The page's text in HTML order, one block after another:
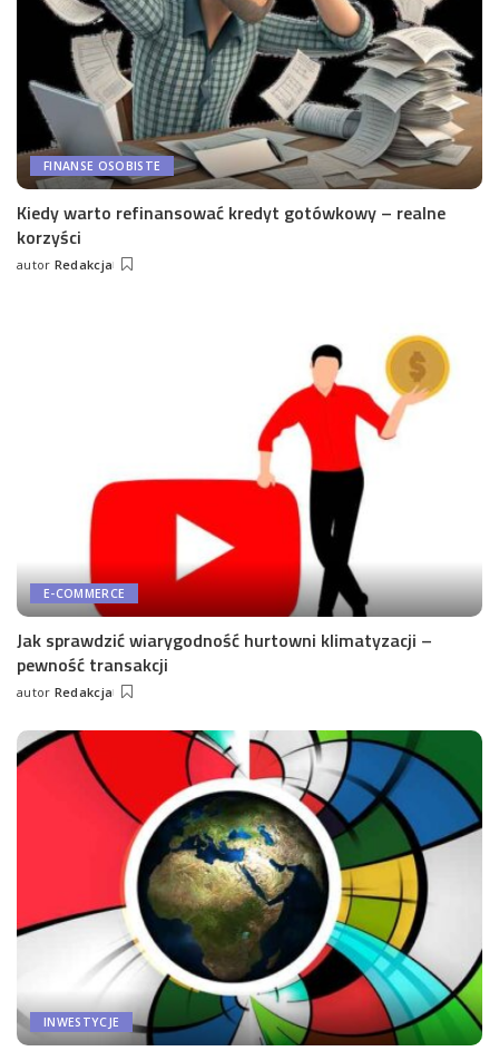
FINANSE OSOBISTE
Kiedy warto refinansować kredyt gotówkowy – realne
korzyści
Wysłany
autor Redakcja
E-COMMERCE
Jak sprawdzić wiarygodność hurtowni klimatyzacji –
pewność transakcji
Wysłany
autor Redakcja
INWESTYCJE